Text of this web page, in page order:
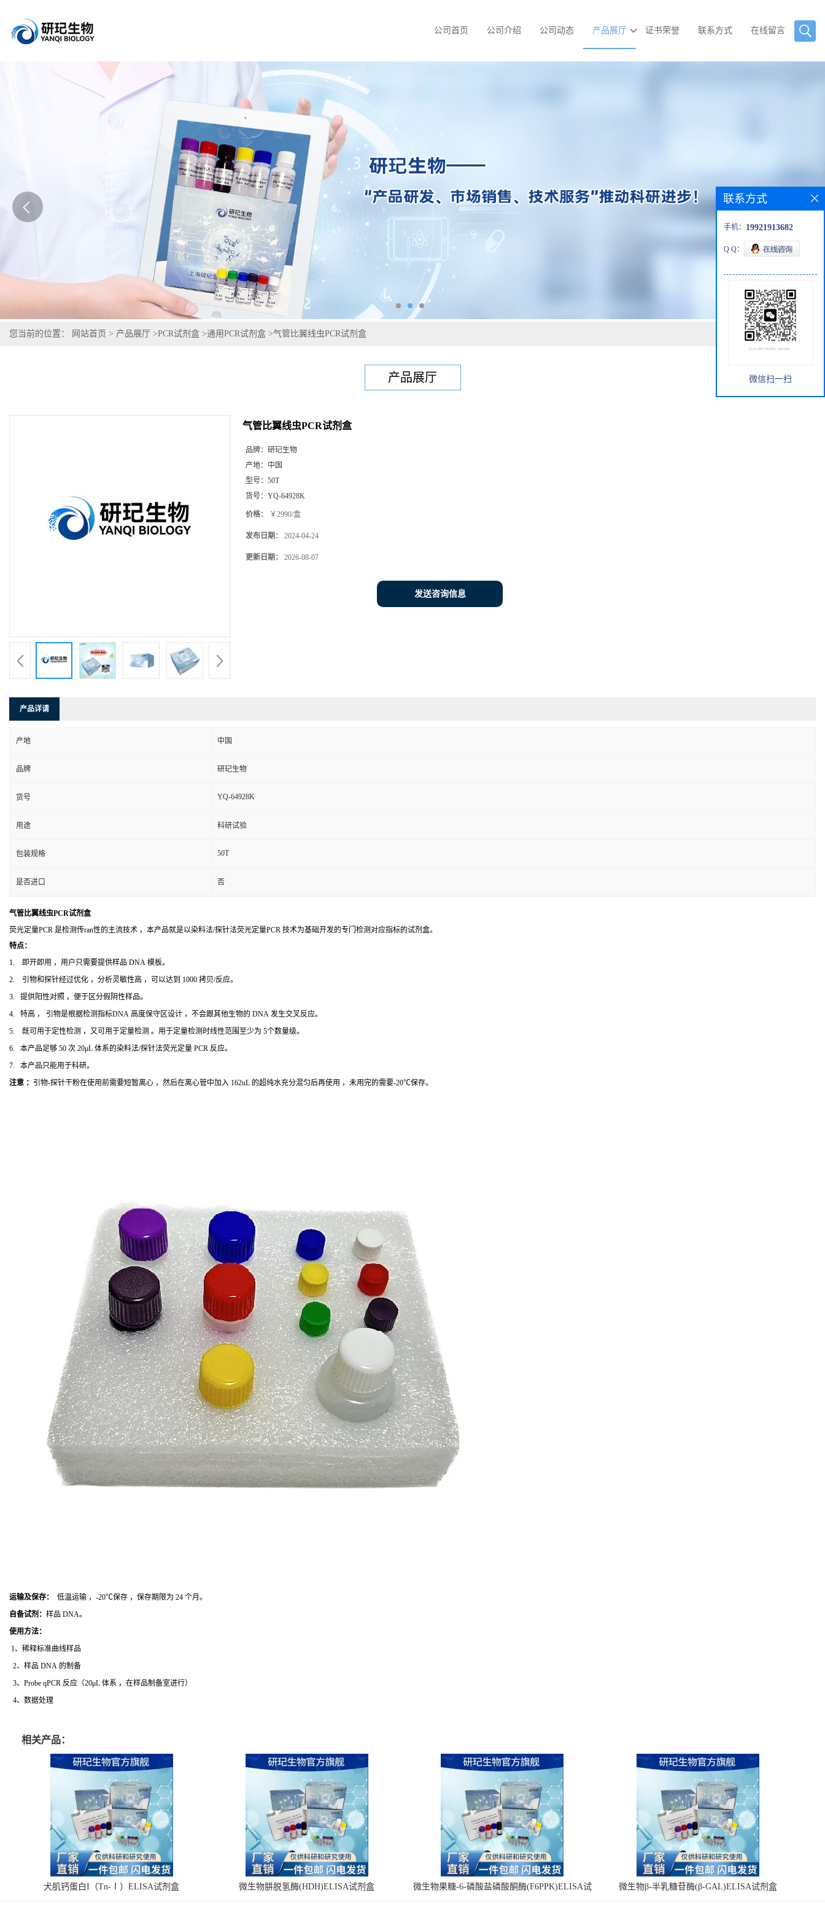
公司首页 公司介绍 公司动态 产品展厅 证书荣誉 联系方式 在线留言
您当前的位置： 网站首页 > 产品展厅 >PCR试剂盒 >通用PCR试剂盒 >气管比翼线虫PCR试剂盒
产品展厅
气管比翼线虫PCR试剂盒
品牌： 研玘生物
产地： 中国
型号： 50T
货号： YQ-64928K
价格： ￥2990/盒
发布日期： 2024-04-24
更新日期： 2026-08-07
发送咨询信息
产品详请
产地 中国
品牌 研玘生物
货号 YQ-64928K
用途 科研试验
包装规格 50T
是否进口 否
气管比翼线虫PCR试剂盒
荧光定量PCR 是检测传ran性的主流技术 ，本产品就是以染料法/探针法荧光定量PCR 技术为基础开发的专门检测对应指标的试剂盒。
特点：
1. 即开即用 ，用户只需要提供样品 DNA 模板。
2. 引物和探针经过优化 ，分析灵敏性高 ，可以达到 1000 拷贝/反应。
3. 提供阳性对照 ，便于区分假阴性样品。
4. 特高 ， 引物是根据检测指标DNA 高度保守区设计 ，不会跟其他生物的 DNA 发生交叉反应。
5. 既可用于定性检测 ，又可用于定量检测 。用于定量检测时线性范围至少为 5个数量级。
6. 本产品足够 50 次 20μL 体系的染料法/探针法荧光定量 PCR 反应。
7. 本产品只能用于科研。
注意 ： 引物-探针干粉在使用前需要短暂离心 ，然后在离心管中加入 162uL 的超纯水充分混匀后再使用 ，未用完的需要-20℃保存。
运输及保存：
低温运输 ，-20℃保存 ，保存期限为 24 个月。
自备试剂： 样品 DNA。
使用方法：
1、稀释标准曲线样品
2、样品 DNA 的制备
3、Probe qPCR 反应（20μL 体系 ，在样品制备室进行）
4、数据处理
相关产品：
犬肌钙蛋白I（Tn-Ⅰ）ELISA试剂盒 微生物肼脱氢酶(HDH)ELISA试剂盒
微生物果糖-6-磷酸盐磷酸酮酶(F6PPK)ELISA试
微生物β-半乳糖苷酶(β-GAL)ELISA试剂盒
联系方式
手机： 19921913682
Q Q：
微信扫一扫